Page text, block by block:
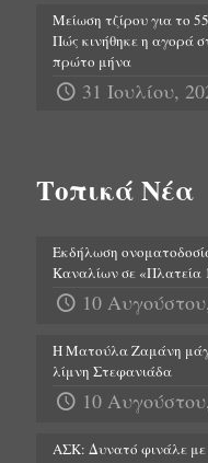
Μείωση τζίρου για το
Πώς κινήθηκε η αγορά
πρώτο μήνα
31 Ιουλίου,
Τοπικά Νέα
Εκδήλωση
Καναλίων σε «Πλατεία
10
Η Ματούλα Ζαμάνη
λίμνη Στεφανιάδα
10
ΑΣΚ: Δυνατό φινάλε